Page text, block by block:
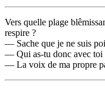
Vers quelle plage
respire ?
— Sache que je ne suis
— Qui as-tu donc avec toi
— La voix de ma propre